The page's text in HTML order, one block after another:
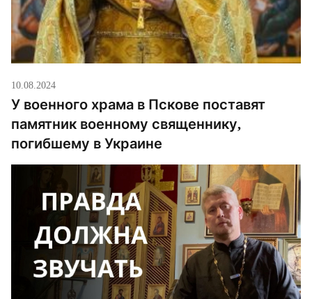
10.08.2024
У военного храма в Пскове поставят
памятник военному священнику,
погибшему в Украине